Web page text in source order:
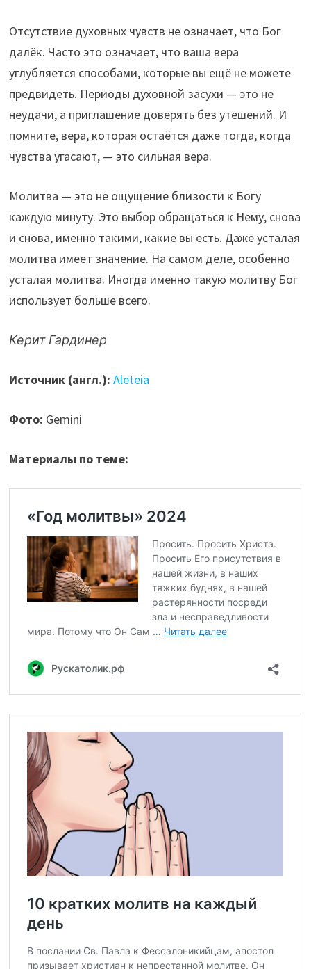
Отсутствие духовных чувств не означает, что Бог
далёк. Часто это означает, что ваша вера
углубляется способами, которые вы ещё не можете
предвидеть. Периоды духовной засухи — это не
неудачи, а приглашение доверять без утешений. И
помните, вера, которая остаётся даже тогда, когда
чувства угасают, — это сильная вера.
Молитва — это не ощущение близости к Богу
каждую минуту. Это выбор обращаться к Нему, снова
и снова, именно такими, какие вы есть. Даже усталая
молитва имеет значение. На самом деле, особенно
усталая молитва. Иногда именно такую ​​молитву Бог
использует больше всего.
Керит Гардинер
Источник (англ.): Aleteia
Фото: Gemini
Материалы по теме: